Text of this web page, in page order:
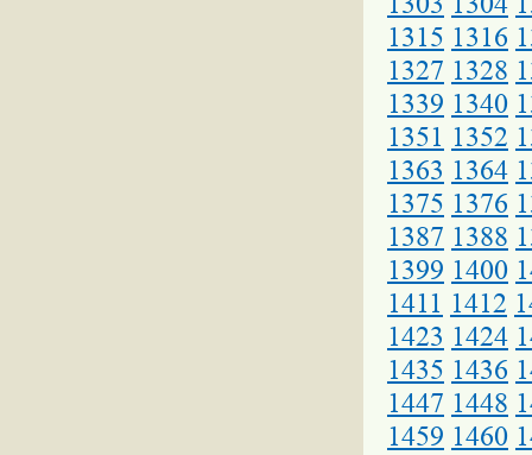
1315 1316
1327 1328
1339 1340
1351 1352
1363 1364
1375 1376
1387 1388
1399 1400
1411 1412
1423 1424
1435 1436
1447 1448
1459 1460